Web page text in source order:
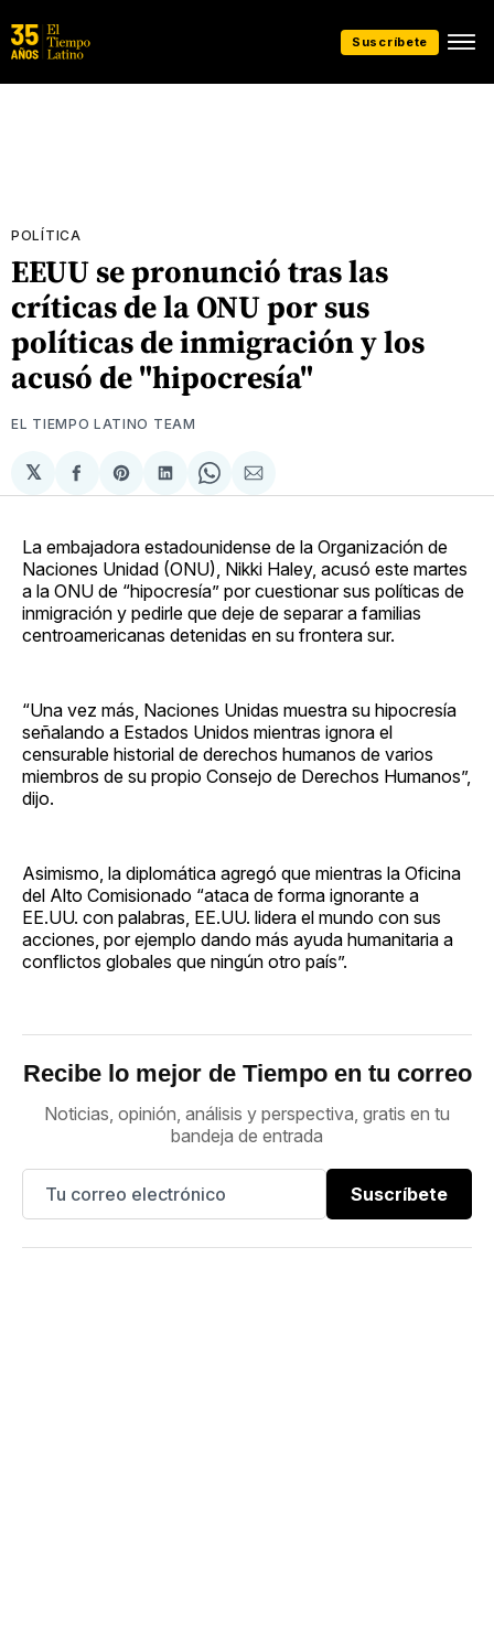
Suscríbete
POLÍTICA
EEUU se pronunció tras las
críticas de la ONU por sus
políticas de inmigración y los
acusó de "hipocresía"
EL TIEMPO LATINO TEAM
𝕏
Compartir
en
Share
on
Compartir
en
Share
on
Compartir
via
La embajadora estadounidense de la Organización de
Naciones Unidad (ONU), Nikki Haley, acusó este martes
a la ONU de “hipocresía” por cuestionar sus políticas de
inmigración y pedirle que deje de separar a familias
centroamericanas detenidas en su frontera sur.
“Una vez más, Naciones Unidas muestra su hipocresía
señalando a Estados Unidos mientras ignora el
censurable historial de derechos humanos de varios
miembros de su propio Consejo de Derechos Humanos”,
dijo.
Asimismo, la diplomática agregó que mientras la Oficina
del Alto Comisionado “ataca de forma ignorante a
EE.UU. con palabras, EE.UU. lidera el mundo con sus
acciones, por ejemplo dando más ayuda humanitaria a
conflictos globales que ningún otro país”.
Recibe lo mejor de Tiempo en tu correo
Noticias, opinión, análisis y perspectiva, gratis en tu
bandeja de entrada
Suscríbete